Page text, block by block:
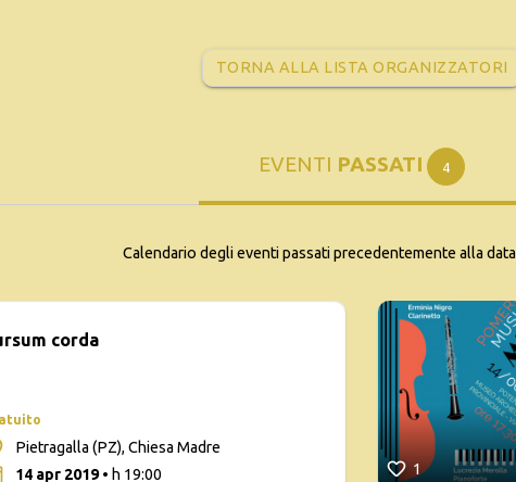
TORNA ALLA LISTA ORGANIZZATORI
EVENTI PASSATI 4
Calendario degli eventi passati precedentemente alla data
corda
Pietragalla (PZ), Chiesa Madre
14 apr 2019• h 19:00 1